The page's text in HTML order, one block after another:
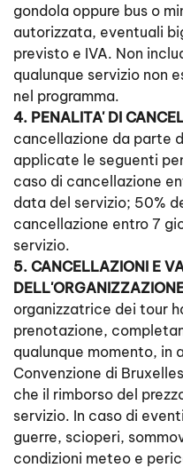
gondola oppure bus o
autorizzata, eventuali
previsto e IVA. Non
qualunque servizio non
nel programma.
4. PENALITA' DI
cancellazione da parte
applicate le seguenti
caso di cancellazione
data del servizio; 50%
cancellazione entro 7
servizio.
5. CANCELLAZIONI E
organizzatrice dei tour
prenotazione,
qualunque momento, in
Convenzione di
che il rimborso del
servizio. In caso di
guerre, scioperi,
condizioni meteo e